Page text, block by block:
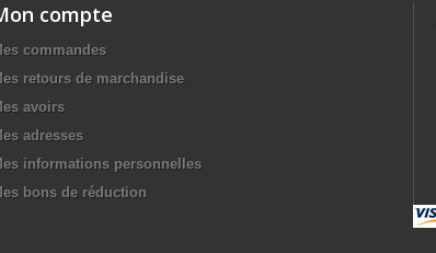
compte
commandes
retours de marchandise
avoirs
adresses
informations personnelles
bons de réduction